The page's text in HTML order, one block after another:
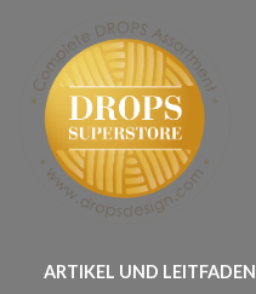
ARTIKEL UND LEITFADEN